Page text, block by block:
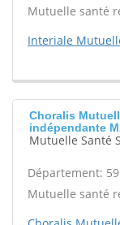
Mutuelle santé
Interiale
Choralis
indépendante
Mutuelle Santé
Département: 59
Mutuelle santé